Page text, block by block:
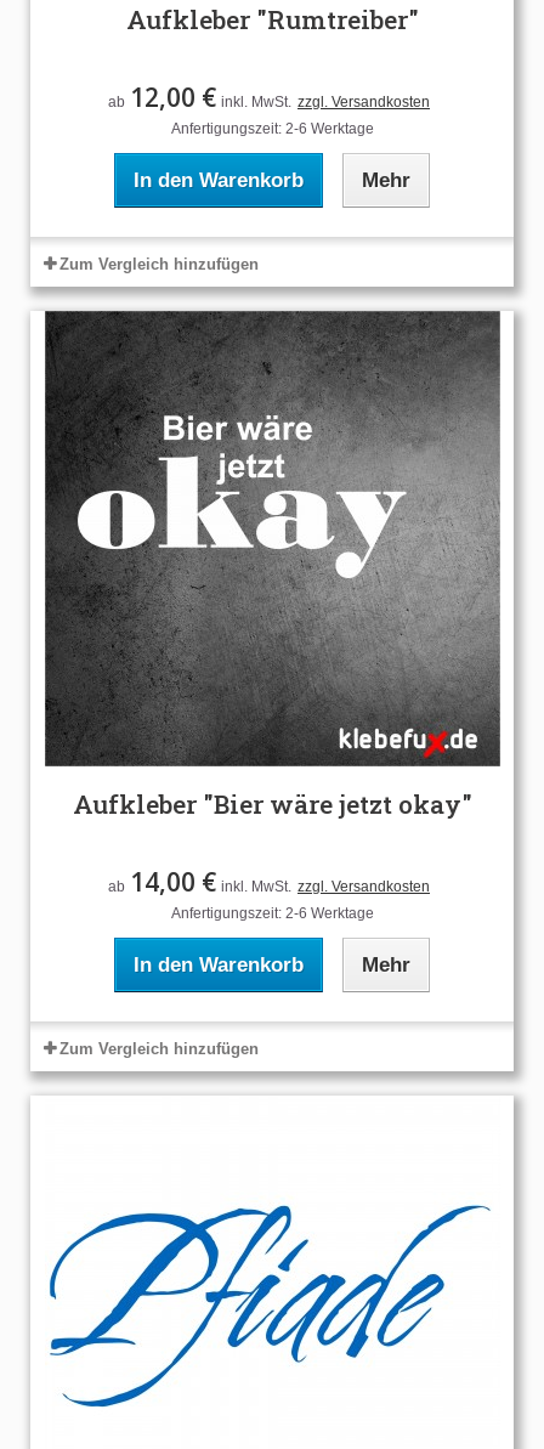
Aufkleber "Rumtreiber"
ab 12,00 € inkl. MwSt. zzgl. Versandkosten
Anfertigungszeit: 2-6 Werktage
In den Warenkorb Mehr
Zum Vergleich hinzufügen
Aufkleber "Bier wäre jetzt okay"
ab 14,00 € inkl. MwSt. zzgl. Versandkosten
Anfertigungszeit: 2-6 Werktage
In den Warenkorb Mehr
Zum Vergleich hinzufügen